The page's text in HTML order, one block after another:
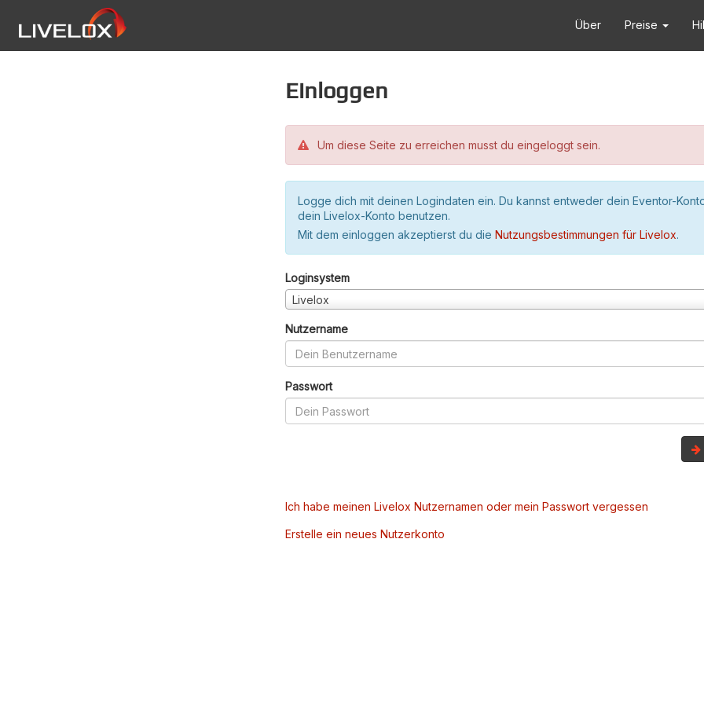
Über Preise
Einloggen
Um diese Seite zu erreichen musst du eingeloggt sein.
Logge dich mit deinen Logindaten ein. Du kannst entweder dein Eventor-
dein Livelox-Konto benutzen.
Mit dem einloggen akzeptierst du die Nutzungsbestimmungen für Livelox.
Loginsystem
Livelox
Nutzername
Passwort
Ich habe meinen Livelox Nutzernamen oder mein Passwort vergessen
Erstelle ein neues Nutzerkonto